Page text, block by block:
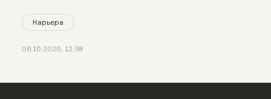
Карьера
06.10.2020, 12:38